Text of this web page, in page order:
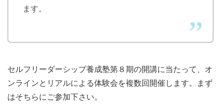
ます。
セルフリーダーシップ養成塾第８期の開講に当たって、オ
ンラインとリアルによる体験会を複数回開催します。まず
はそちらにご参加下さい。